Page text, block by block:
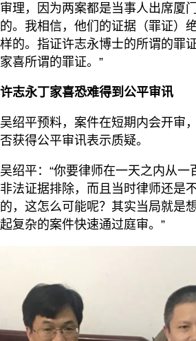
审理，因为两案都是当事人出席厦
的。我相信，他们的证据（罪证）
样的。指证许志永博士的所谓的罪
家喜所谓的罪证。”
许志永丁家喜恐难得到公平审讯
吴绍平预料，案件在短期内会开审
否获得公平审讯表示质疑。
吴绍平：“你要律师在一天之内从一
非法证据排除，而且当时律师还是
的，这怎么可能呢？其实当局就是
起复杂的案件快速通过庭审。”